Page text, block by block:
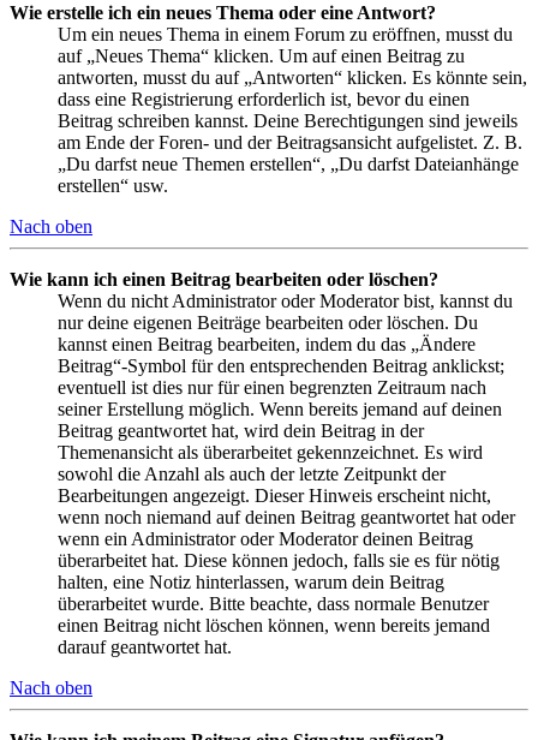
Wie erstelle ich ein neues Thema oder eine Antwort?
Um ein neues Thema in einem Forum zu eröffnen, musst du
auf „Neues Thema“ klicken. Um auf einen Beitrag zu
antworten, musst du auf „Antworten“ klicken. Es könnte sein,
dass eine Registrierung erforderlich ist, bevor du einen
Beitrag schreiben kannst. Deine Berechtigungen sind jeweils
am Ende der Foren- und der Beitragsansicht aufgelistet. Z. B.
„Du darfst neue Themen erstellen“, „Du darfst Dateianhänge
erstellen“ usw.
Nach oben
Wie kann ich einen Beitrag bearbeiten oder löschen?
Wenn du nicht Administrator oder Moderator bist, kannst du
nur deine eigenen Beiträge bearbeiten oder löschen. Du
kannst einen Beitrag bearbeiten, indem du das „Ändere
Beitrag“-Symbol für den entsprechenden Beitrag anklickst;
eventuell ist dies nur für einen begrenzten Zeitraum nach
seiner Erstellung möglich. Wenn bereits jemand auf deinen
Beitrag geantwortet hat, wird dein Beitrag in der
Themenansicht als überarbeitet gekennzeichnet. Es wird
sowohl die Anzahl als auch der letzte Zeitpunkt der
Bearbeitungen angezeigt. Dieser Hinweis erscheint nicht,
wenn noch niemand auf deinen Beitrag geantwortet hat oder
wenn ein Administrator oder Moderator deinen Beitrag
überarbeitet hat. Diese können jedoch, falls sie es für nötig
halten, eine Notiz hinterlassen, warum dein Beitrag
überarbeitet wurde. Bitte beachte, dass normale Benutzer
einen Beitrag nicht löschen können, wenn bereits jemand
darauf geantwortet hat.
Nach oben